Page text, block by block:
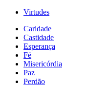
Virtudes
Caridade
Castidade
Esperança
Fé
Misericórdia
Paz
Perdão